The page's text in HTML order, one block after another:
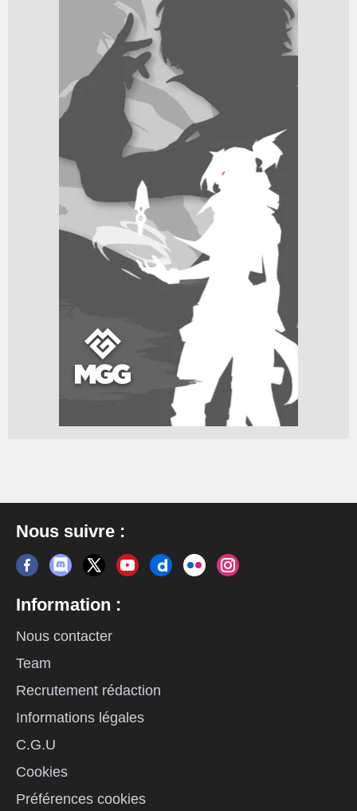
Nous suivre :
Information :
Nous contacter
Team
Recrutement rédaction
Informations légales
C.G.U
Cookies
Préférences cookies